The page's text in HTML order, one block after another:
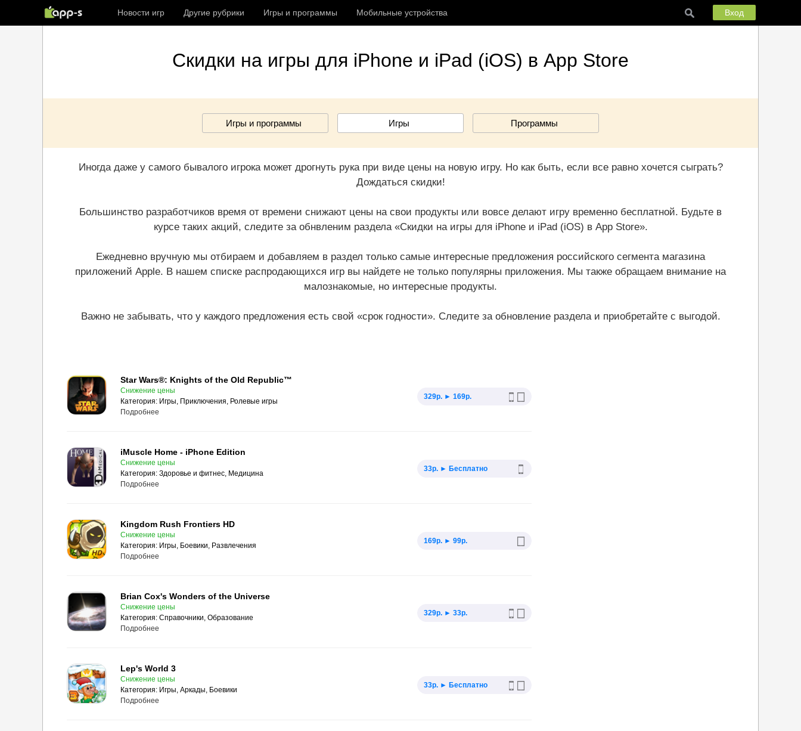
Новости игр Другие рубрики Игры и программы Мобильные устройства Вход
Скидки на игры для iPhone и iPad (iOS) в App Store
Игры и программы Игры Программы
Иногда даже у самого бывалого игрока может дрогнуть рука при виде цены на новую игру. Но как быть, если все равно хочется сыграть?
Дождаться скидки!
Большинство разработчиков время от времени снижают цены на свои продукты или вовсе делают игру временно бесплатной. Будьте в
курсе таких акций, следите за обнвленим раздела «Скидки на игры для iPhone и iPad (iOS) в App Store».
Ежедневно вручную мы отбираем и добавляем в раздел только самые интересные предложения российского сегмента магазина
приложений Apple. В нашем списке распродающихся игр вы найдете не только популярны приложения. Мы также обращаем внимание на
малознакомые, но интересные продукты.
Важно не забывать, что у каждого предложения есть свой «срок годности». Следите за обновление раздела и приобретайте с выгодой.
Star Wars®: Knights of the Old Republic™
Снижение цены
Категория: Игры, Приключения, Ролевые игры
329р. ► 169р.
Подробнее
iMuscle Home - iPhone Edition
Снижение цены
Категория: Здоровье и фитнес, Медицина
33р. ► Бесплатно
Подробнее
Kingdom Rush Frontiers HD
Снижение цены
Категория: Игры, Боевики, Развлечения
169р. ► 99р.
Подробнее
Brian Cox's Wonders of the Universe
Снижение цены
Категория: Справочники, Образование
329р. ► 33р.
Подробнее
Lep's World 3
Снижение цены
Категория: Игры, Аркады, Боевики
33р. ► Бесплатно
Подробнее